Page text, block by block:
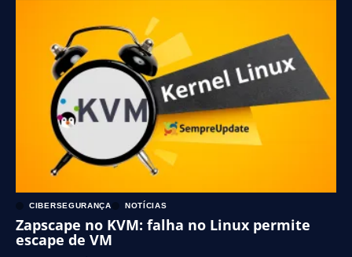
CIBERSEGURANÇA NOTÍCIAS
Zapscape no KVM: falha no Linux permite
escape de VM